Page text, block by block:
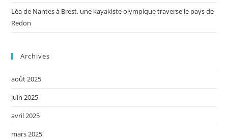
Léa de Nantes à Brest, une kayakiste olympique traverse le pays de
Redon
Archives
août 2025
juin 2025
avril 2025
mars 2025